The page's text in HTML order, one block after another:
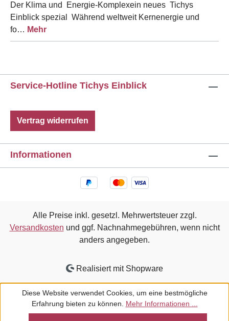
Der Klima und Energie-Komplexein neues Tichys
Einblick spezial Während weltweit Kernenergie und
fo… Mehr
Service-Hotline Tichys Einblick
Vertrag widerrufen
Informationen
Alle Preise inkl. gesetzl. Mehrwertsteuer zzgl.
Versandkosten und ggf. Nachnahmegebühren, wenn nicht
anders angegeben.
Realisiert mit Shopware
Diese Website verwendet Cookies, um eine bestmögliche
Erfahrung bieten zu können. Mehr Informationen ...